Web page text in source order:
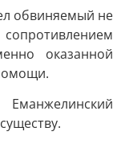
обвиняемый не
оказанной